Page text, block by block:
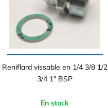
Reniflard vissable en 1/4 3/8 1/2
3/4 1" BSP
En stock